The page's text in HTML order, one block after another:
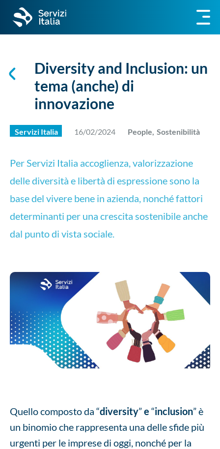
Diversity and Inclusion: un
tema (anche) di
innovazione
Servizi Italia 16/02/2024 People, Sostenibilità
Per Servizi Italia accoglienza, valorizzazione
delle diversità e libertà di espressione sono la
base del vivere bene in azienda, nonché fattori
determinanti per una crescita sostenibile anche
dal punto di vista sociale.
Quello composto da “diversity”e “inclusion” è
un binomio che rappresenta una delle sfide più
urgenti per le imprese di oggi, nonché per la